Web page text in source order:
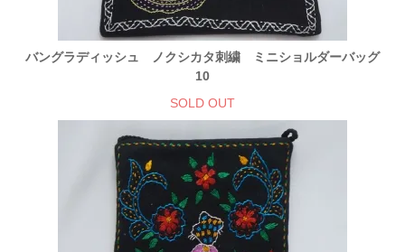
バングラディッシュ ノクシカタ刺繍 ミニショルダーバッグ
10
SOLD OUT